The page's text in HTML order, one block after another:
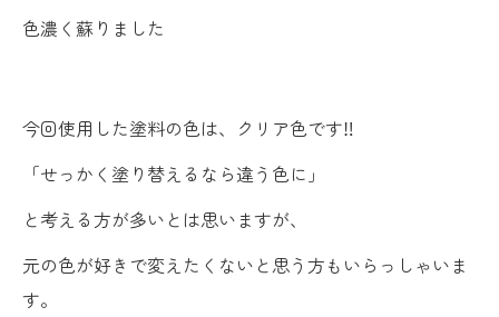
色濃く蘇りました
今回使用した塗料の色は、クリア色です‼
「せっかく塗り替えるなら違う色に」
と考える方が多いとは思いますが、
元の色が好きで変えたくないと思う方もいらっしゃいま
す。